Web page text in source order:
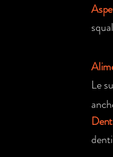
Le